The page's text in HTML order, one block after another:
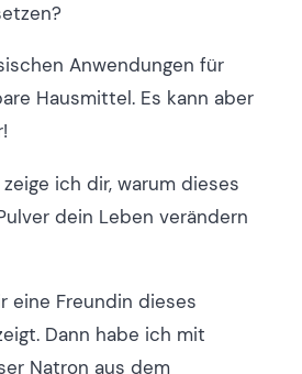
Anwendungen für
Hausmittel. Es kann aber
ich dir, warum dieses
dein Leben verändern
eine Freundin dieses
Dann habe ich mit
Natron aus dem